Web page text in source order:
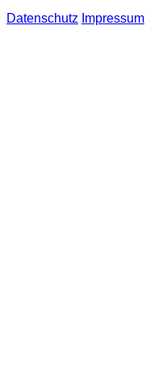
Datenschutz Impressum